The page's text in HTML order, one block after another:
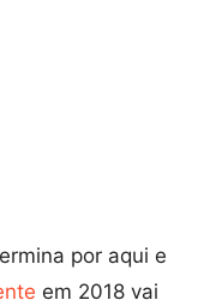
por aqui e
em 2018 vai